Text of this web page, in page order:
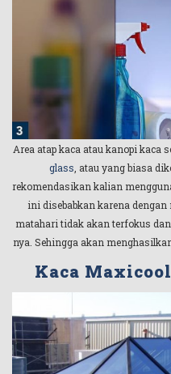
Area atap kaca atau kanopi kaca
glass , atau yang biasa
rekomendasikan kalian
ini disebabkan karena
matahari tidak akan terfokus
nya. Sehingga akan
Kaca